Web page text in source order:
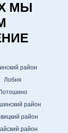
МЫ
район
Лобня
район
район
район